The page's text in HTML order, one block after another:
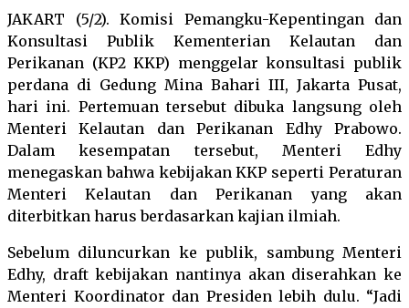
JAKART (5/2). Komisi Pemangku-Kepentingan dan
Konsultasi Publik Kementerian Kelautan dan
Perikanan (KP2 KKP) menggelar konsultasi publik
perdana di Gedung Mina Bahari III, Jakarta Pusat,
hari ini. Pertemuan tersebut dibuka langsung oleh
Menteri Kelautan dan Perikanan Edhy Prabowo.
Dalam kesempatan tersebut, Menteri Edhy
menegaskan bahwa kebijakan KKP seperti Peraturan
Menteri Kelautan dan Perikanan yang akan
diterbitkan harus berdasarkan kajian ilmiah.
Sebelum diluncurkan ke publik, sambung Menteri
Edhy, draft kebijakan nantinya akan diserahkan ke
Menteri Koordinator dan Presiden lebih dulu. “Jadi